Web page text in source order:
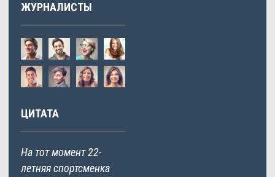
ЖУРНАЛИСТЫ
ЦИТАТА
На тот момент 22-
летняя спортсменка